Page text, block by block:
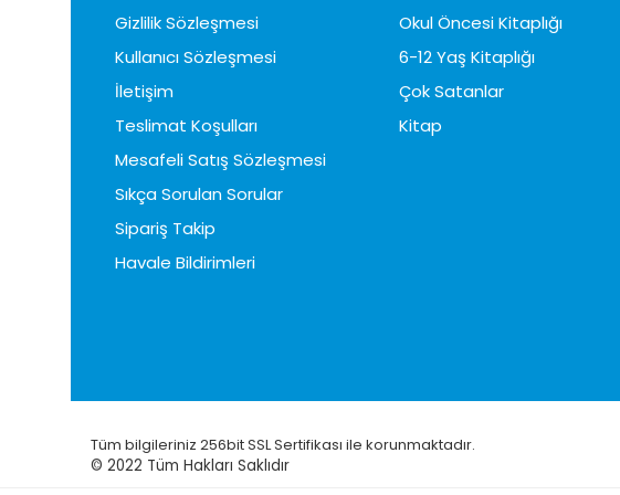
Gizlilik Sözleşmesi
Kullanıcı Sözleşmesi
İletişim
Teslimat Koşulları
Mesafeli Satış Sözleşmesi
Sıkça Sorulan Sorular
Sipariş Takip
Havale Bildirimleri
Okul Öncesi Kitaplığı
6-12 Yaş Kitaplığı
Çok Satanlar
Kitap
Tüm bilgileriniz 256bit SSL Sertifikası ile korunmaktadır.
© 2022 Tüm Hakları Saklıdır